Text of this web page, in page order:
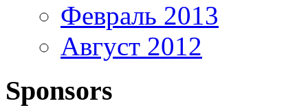
Февраль 2013
Август 2012
Sponsors